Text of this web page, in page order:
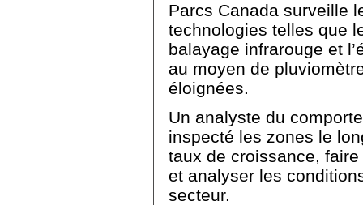
Parcs Canada surveille
technologies telles que
balayage infrarouge et
au moyen de
éloignées.
Un analyste du
inspecté les zones le
taux de croissance,
et analyser les
secteur.